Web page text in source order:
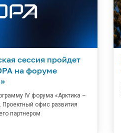
сессия пройдет
на форуме
IV форума «Арктика –
Проектный офис развития
партнером